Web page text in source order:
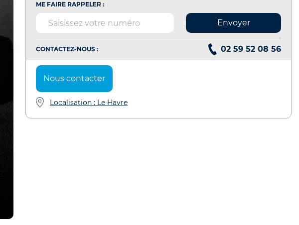
ME FAIRE RAPPELER :
Envoyer
CONTACTEZ-NOUS : 02 59 52 08 56
Nous contacter
Localisation : Le Havre